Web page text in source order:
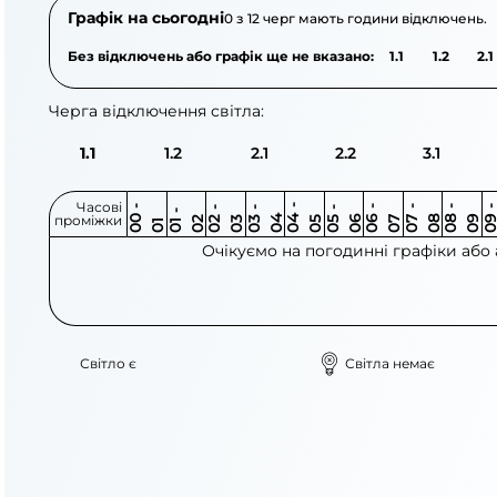
Графік на сьогодні0 з 12 черг мають години відключень.
Без відключень або графік ще не вказано: 1.1 1.2 2.1
Черга відключення світла:
1.1 1.2 2.1 2.2 3.1
Часові
проміжки 0
0
-
0 1 0
1
-
0 2 0 2
-
0 3 0 3
-
0 4 0 4
-
0 5 0 5
-
0 6 0 6
-
0 7 0 7
-
0 8 0 8
-
0 9 0
9
-
1
Очікуємо на погодинні графіки
Світло є Світла немає